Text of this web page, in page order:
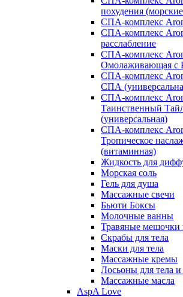
похудения
СПА-комплекс
СПА-комплекс
расслабление
СПА-комплекс
Омолаживающая с
СПА-комплекс
СПА
СПА-комплекс
Таинственный
(универсальная)
СПА-комплекс
Тропическое
(витаминная)
Жидкость для
Морская соль
Гель для душа
Массажные свечи
Бьюти Боксы
Молочные ванны
Травяные мешочки
Скрабы для тела
Маски для тела
Массажные кремы
Лосьоны для тела и
Массажные масла
AspA Love